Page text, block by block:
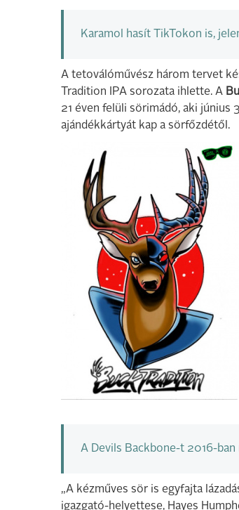
Karamol hasít TikTokon is,
A tetoválóművész három tervet
Tradition IPA sorozata ihlette. A
21 éven felüli sörimádó, aki június
ajándékkártyát kap a sörfőzdétől.
A Devils Backbone-t 2016-
„A kézműves sör is egyfajta
igazgató-helyettese, Hayes